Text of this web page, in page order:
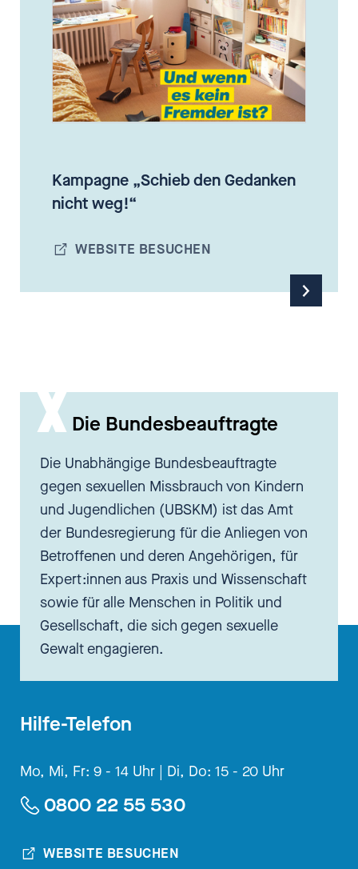
Kampagne „Schieb den Gedanken
nicht weg!“
WEBSITE BESUCHEN
Die Bundesbeauftragte
Die Unabhängige Bundesbeauftragte
gegen sexuellen Missbrauch von Kindern
und Jugendlichen (UBSKM) ist das Amt
der Bundesregierung für die Anliegen von
Betroffenen und deren Angehörigen, für
Expert:innen aus Praxis und Wissenschaft
sowie für alle Menschen in Politik und
Gesellschaft, die sich gegen sexuelle
Gewalt engagieren.
Hilfe-Telefon
Mo, Mi, Fr: 9 - 14 Uhr | Di, Do: 15 - 20 Uhr
0800 22 55 530
WEBSITE BESUCHEN